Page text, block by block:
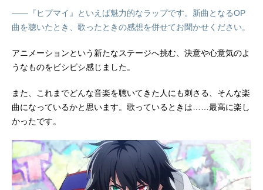
――『ヒプマイ』といえば魅力的なラップです。新曲となるOP
曲を聴いたとき、歌ったときの感想を併せてお聞かせください。
アニメーションという新たなステージへ挑む、決意や心意気のよ
うなものをビシビシ感じました。
また、これまでどんな音楽を聴いてきた人にも刺さる、そんな楽
曲になっているかと思います。歌っているときは……最高に楽し
かったです。